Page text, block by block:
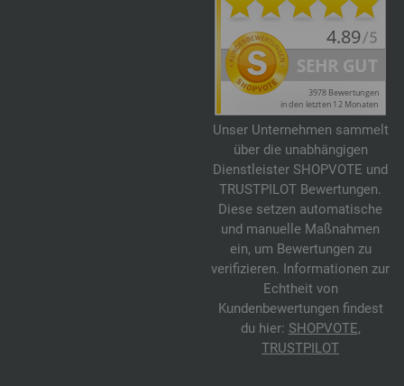
Unser Unternehmen sammelt
über die unabhängigen
Dienstleister SHOPVOTE und
TRUSTPILOT Bewertungen.
Diese setzen automatische
und manuelle Maßnahmen
ein, um Bewertungen zu
verifizieren. Informationen zur
Echtheit von
Kundenbewertungen findest
du hier: SHOPVOTE,
TRUSTPILOT